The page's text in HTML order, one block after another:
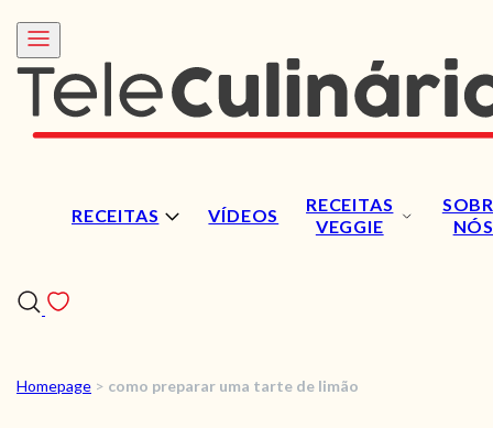
RECEITAS VÍDEOS
RECEITAS
VEGGIE
NÓS
RECEITAS
Homepage > como preparar uma tarte de limão